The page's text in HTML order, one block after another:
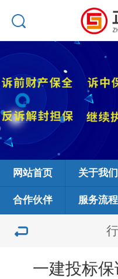
网站首页 关于我们
合作伙伴 服务流程
一建投标